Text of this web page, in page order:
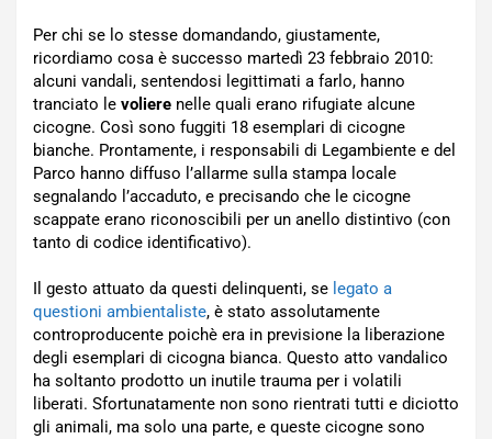
Per chi se lo stesse domandando, giustamente,
ricordiamo cosa è successo martedì 23 febbraio 2010:
alcuni vandali, sentendosi legittimati a farlo, hanno
tranciato le voliere nelle quali erano rifugiate alcune
cicogne. Così sono fuggiti 18 esemplari di cicogne
bianche. Prontamente, i responsabili di Legambiente e del
Parco hanno diffuso l’allarme sulla stampa locale
segnalando l’accaduto, e precisando che le cicogne
scappate erano riconoscibili per un anello distintivo (con
tanto di codice identificativo).
Il gesto attuato da questi delinquenti, se legato a
questioni ambientaliste, è stato assolutamente
controproducente poichè era in previsione la liberazione
degli esemplari di cicogna bianca. Questo atto vandalico
ha soltanto prodotto un inutile trauma per i volatili
liberati. Sfortunatamente non sono rientrati tutti e diciotto
gli animali, ma solo una parte, e queste cicogne sono